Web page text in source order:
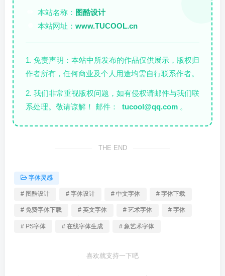
本站名称： 图酷设计
本站网址： www.TUCOOL.cn
1. 免责声明：本站中所发布的作品仅供展示，版权归
作者所有，任何商业及个人用途均需自行联系作者。
2. 我们非常重视版权问题，如有侵权请邮件与我们联
系处理。敬请谅解！ 邮件：
tucool@qq.com 。
THE END
字体灵感
# 图酷设计 # 字体设计 # 中文字体 # 字体下载
# 免费字体下载 # 英文字体 # 艺术字体 # 字体
# PS字体 # 在线字体生成 # 象艺术字体
喜欢就支持一下吧